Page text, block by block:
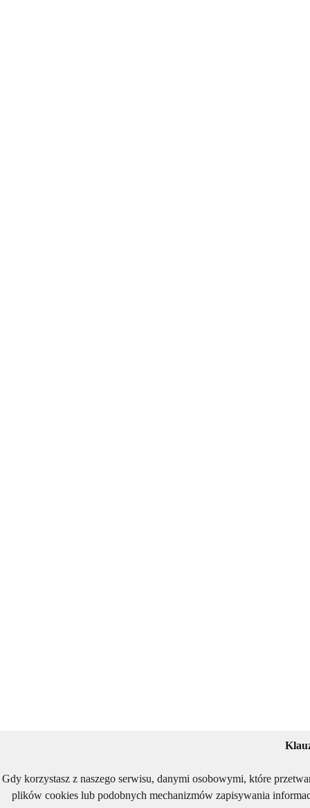
Gdy korzystasz z naszego serwisu, danymi osobowymi, które
plików cookies lub podobnych mechanizmów zapisywania